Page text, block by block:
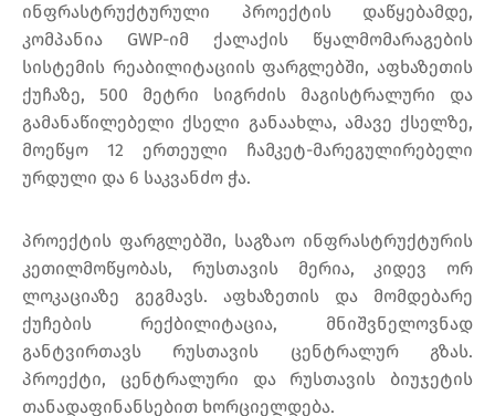
ინფრასტრუქტურული პროექტის დაწყებამდე,
კომპანია GWP-იმ ქალაქის წყალმომარაგების
სისტემის რეაბილიტაციის ფარგლებში, აფხაზეთის
ქუჩაზე, 500 მეტრი სიგრძის მაგისტრალური და
გამანაწილებელი ქსელი განაახლა, ამავე ქსელზე,
მოეწყო 12 ერთეული ჩამკეტ-მარეგულირებელი
ურდული და 6 საკვანძო ჭა.
პროექტის ფარგლებში, საგზაო ინფრასტრუქტურის
კეთილმოწყობას, რუსთავის მერია, კიდევ ორ
ლოკაციაზე გეგმავს. აფხაზეთის და მომდებარე
ქუჩების რექბილიტაცია, მნიშვნელოვნად
განტვირთავს რუსთავის ცენტრალურ გზას.
პროექტი, ცენტრალური და რუსთავის ბიუჯეტის
თანადაფინანსებით ხორციელდება.